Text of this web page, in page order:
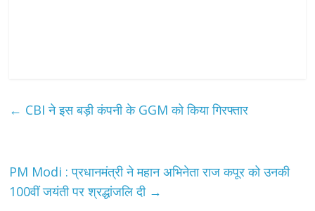
← CBI ने इस बड़ी कंपनी के GGM को किया गिरफ्तार
PM Modi : प्रधानमंत्री ने महान अभिनेता राज कपूर को उनकी
100वीं जयंती पर श्रद्धांजलि दी →